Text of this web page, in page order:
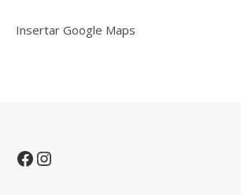
Insertar Google Maps
Facebook
Instagram